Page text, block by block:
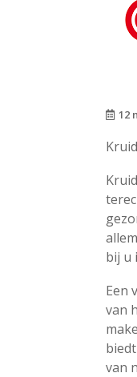
12
bij u
Een
van
van